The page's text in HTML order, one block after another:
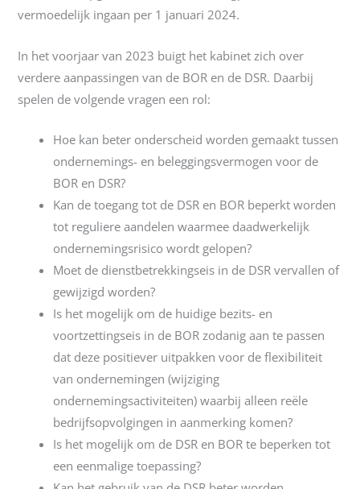
vermoedelijk ingaan per 1 januari 2024.
In het voorjaar van 2023 buigt het kabinet zich over
verdere aanpassingen van de BOR en de DSR. Daarbij
spelen de volgende vragen een rol:
Hoe kan beter onderscheid worden gemaakt tussen
ondernemings- en beleggingsvermogen voor de
BOR en DSR?
Kan de toegang tot de DSR en BOR beperkt worden
tot reguliere aandelen waarmee daadwerkelijk
ondernemingsrisico wordt gelopen?
Moet de dienstbetrekkingseis in de DSR vervallen of
gewijzigd worden?
Is het mogelijk om de huidige bezits- en
voortzettingseis in de BOR zodanig aan te passen
dat deze positiever uitpakken voor de flexibiliteit
van ondernemingen (wijziging
ondernemingsactiviteiten) waarbij alleen reële
bedrijfsopvolgingen in aanmerking komen?
Is het mogelijk om de DSR en BOR te beperken tot
een eenmalige toepassing?